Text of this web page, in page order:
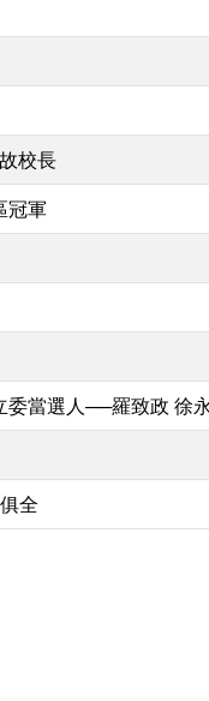
校長
冠軍
當選人──羅致政 徐
全